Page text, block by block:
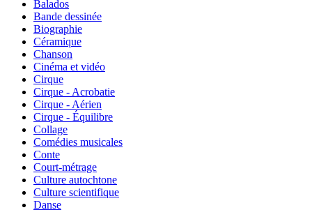
Balados
Bande dessinée
Biographie
Céramique
Chanson
Cinéma et vidéo
Cirque
Cirque - Acrobatie
Cirque - Aérien
Cirque - Équilibre
Collage
Comédies musicales
Conte
Court-métrage
Culture autochtone
Culture scientifique
Danse